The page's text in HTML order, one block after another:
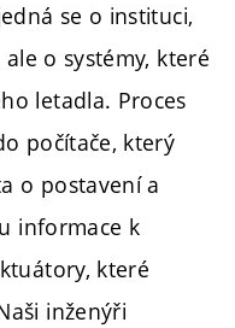
se o instituci,
o systémy, které
letadla. Proces
počítače, který
o postavení a
informace k
které
inženýři